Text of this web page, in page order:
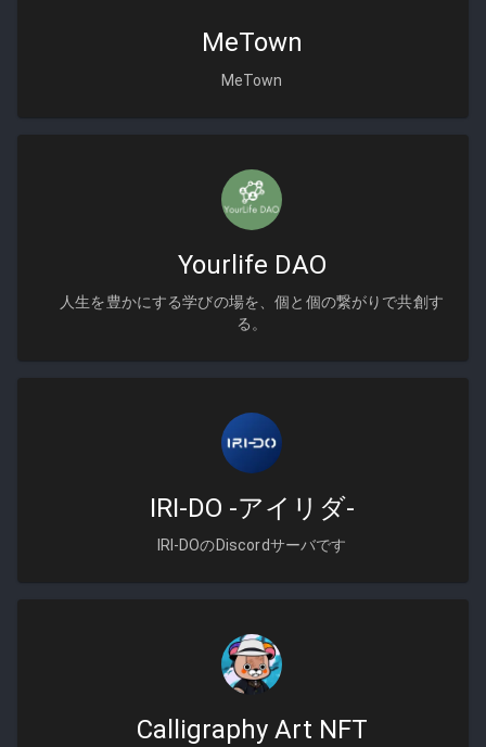
MeTown
MeTown
Yourlife DAO
人生を豊かにする学びの場を、個と個の繋がりで共創す
る。
IRI-DO -アイリダ‐
IRI-DOのDiscordサーバです
Calligraphy Art NFT